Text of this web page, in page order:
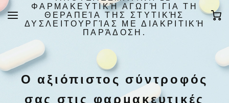
ΦΑΡΜΑΚΕΥΤΙΚΉ ΑΓΩΓΉ ΓΙΑ ΤΗ
ΘΕΡΑΠΕΊΑ ΤΗΣ ΣΤΥΤΙΚΉΣ
ΔΥΣΛΕΙΤΟΥΡΓΊΑΣ ΜΕ ΔΙΑΚΡΙΤΙΚΉ
ΠΑΡΆΔΟΣΗ.
Ο αξιόπιστος σύντροφός
σας στις φαρμακευτικές